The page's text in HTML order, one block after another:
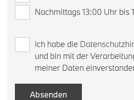
Nachmittags 13:00 Uhr bis
Ich habe die
und bin mit der
meiner Daten